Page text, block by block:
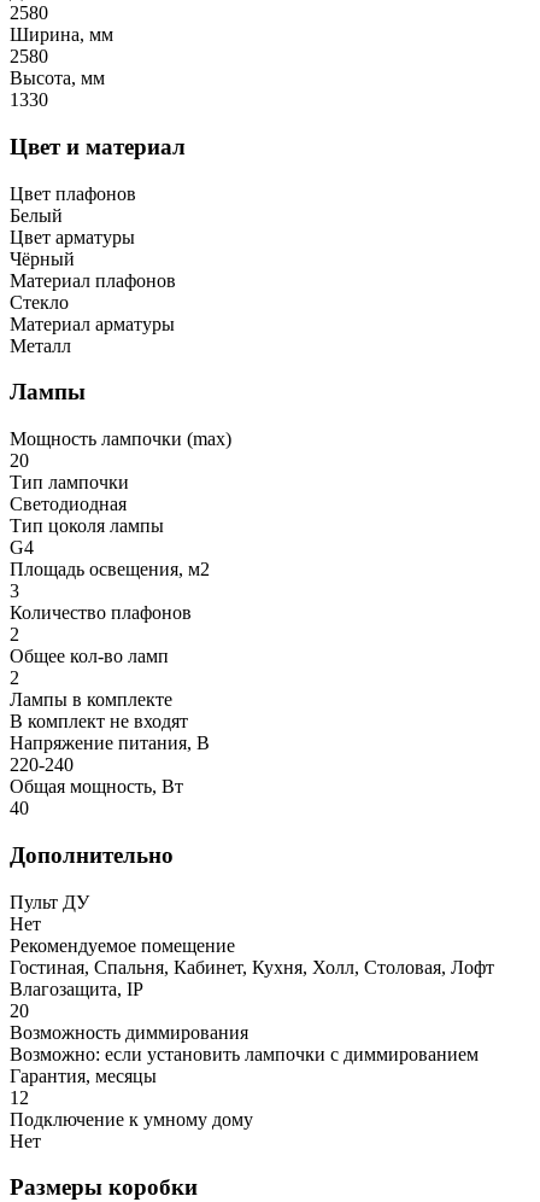
2580
Ширина, мм
2580
Высота, мм
1330
Цвет и материал
Цвет плафонов
Белый
Цвет арматуры
Чёрный
Материал плафонов
Стекло
Материал арматуры
Металл
Лампы
Мощность лампочки (max)
20
Тип лампочки
Светодиодная
Тип цоколя лампы
G4
Площадь освещения, м2
3
Количество плафонов
2
Общее кол-во ламп
2
Лампы в комплекте
В комплект не входят
Напряжение питания, В
220-240
Общая мощность, Вт
40
Дополнительно
Пульт ДУ
Нет
Рекомендуемое помещение
Гостиная, Спальня, Кабинет, Кухня, Холл, Столовая, Лофт
Влагозащита, IP
20
Возможность диммирования
Возможно: если установить лампочки с диммированием
Гарантия, месяцы
12
Подключение к умному дому
Нет
Размеры коробки